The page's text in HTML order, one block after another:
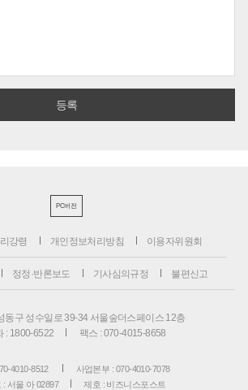
PC버전
강령 개인정보처리방침 이용자위원회
정정·반론보도 기사심의규정 불편신고
동구 성수일로 39-34 서울숲더스페이스 12층
: 1800-6522
팩스 : 070-4015-8658
4010-8512
사업본부 : 070-4010-7078
: 서울 아 02897
제호 : 비즈니스포스트